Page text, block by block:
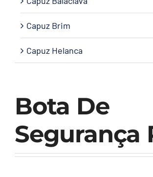
Bota De
Segurança
Capuz Brim
Capuz Helanca